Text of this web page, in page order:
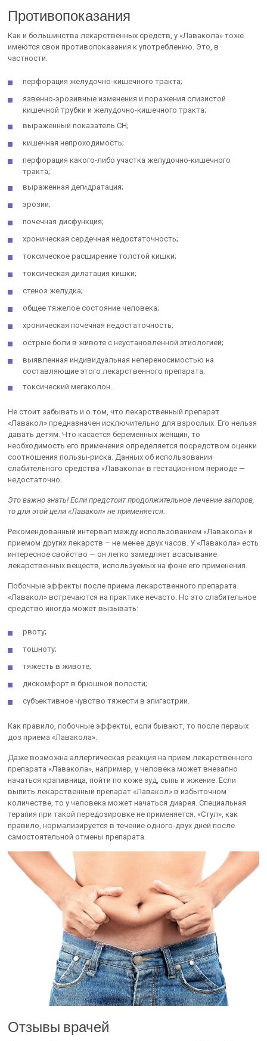
Противопоказания
Как и большинства лекарственных средств, у «Лавакола» тоже
имеются свои противопоказания к употреблению. Это, в
частности:
перфорация желудочно-кишечного тракта;
язвенно-эрозивные изменения и поражения слизистой
кишечной трубки и желудочно-кишечного тракта;
выраженный показатель СН;
кишечная непроходимость;
перфорация какого-либо участка желудочно-кишечного
тракта;
выраженная дегидратация;
эрозии;
почечная дисфункция;
хроническая сердечная недостаточность;
токсическое расширение толстой кишки;
токсическая дилатация кишки;
стеноз желудка;
общее тяжелое состояние человека;
хроническая почечная недостаточность;
острые боли в животе с неустановленной этиологией;
выявленная индивидуальная непереносимостью на
составляющие этого лекарственного препарата;
токсический мегаколон.
Не стоит забывать и о том, что лекарственный препарат
«Лавакол» предназначен исключительно для взрослых. Его нельзя
давать детям. Что касается беременных женщин, то
необходимость его применения определяется посредством оценки
соотношения пользы-риска. Данных об использовании
слабительного средства «Лавакола» в гестационном периоде —
недостаточно.
Это важно знать! Если предстоит продолжительное лечение запоров,
то для этой цели «Лавакол» не применяется.
Рекомендованный интервал между использованием «Лавакола» и
приемом других лекарств – не менее двух часов. У «Лавакола» есть
интересное свойство — он легко замедляет всасывание
лекарственных веществ, используемых на фоне его применения.
Побочные эффекты после приема лекарственного препарата
«Лавакол» встречаются на практике нечасто. Но это слабительное
средство иногда может вызывать:
рвоту;
тошноту;
тяжесть в животе;
дискомфорт в брюшной полости;
субъективное чувство тяжести в эпигастрии.
Как правило, побочные эффекты, если бывают, то после первых
доз приема «Лавакола».
Даже возможна аллергическая реакция на прием лекарственного
препарата «Лавакола», например, у человека может внезапно
начаться крапивница, пойти по коже зуд, сыпь и жжение. Если
выпить лекарственный препарат «Лавакол» в избыточном
количестве, то у человека может начаться диарея. Специальная
терапия при такой передозировке не применяется. «Стул», как
правило, нормализируется в течение одного-двух дней после
самостоятельной отмены препарата.
Отзывы врачей